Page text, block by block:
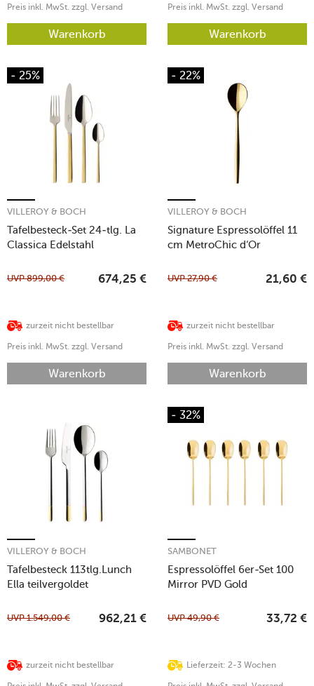
Preis inkl. MwSt. zzgl. Versand
Warenkorb
Preis inkl. MwSt. zzgl. Versand
Warenkorb
- 25%
Tafelbesteck-Set 24-tlg. La
Classica Edelstahl
VILLEROY & BOCH
zurzeit nicht bestellbar
UVP899,00 € 674,25 €
Preis inkl. MwSt. zzgl. Versand
Warenkorb
- 22%
Signature Espressolöffel 11
cm MetroChic d‘Or
VILLEROY & BOCH
zurzeit nicht bestellbar
UVP27,90 € 21,60 €
Preis inkl. MwSt. zzgl. Versand
Warenkorb
Tafelbesteck 113tlg.Lunch
Ella teilvergoldet
VILLEROY & BOCH
zurzeit nicht bestellbar
UVP1.549,00 € 962,21 €
- 32%
Espressolöffel 6er-Set 100
Mirror PVD Gold
SAMBONET
Lieferzeit: 2-3 Wochen
UVP49,90 € 33,72 €